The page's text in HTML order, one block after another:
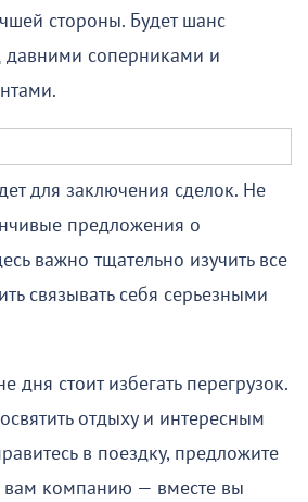
стороны. Будет шанс
давними соперниками и
для заключения сделок. Не
предложения о
важно тщательно изучить все
связывать себя серьезными
дня стоит избегать перегрузок.
отдыху и интересным
в поездку, предложите
вам компанию — вместе вы